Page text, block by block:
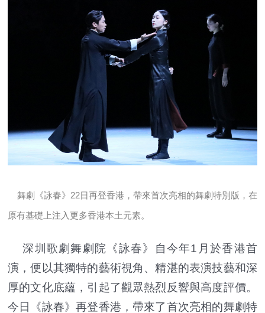
舞劇 《詠春》 22日再登香港，帶來首次亮相的舞劇特別版，在
原有基礎上注入更多香港本土元素。
深圳歌劇舞劇院《詠春》自今年1月於香港首
演，便以其獨特的藝術視角、精湛的表演技藝和深
厚的文化底蘊，引起了觀眾熱烈反響與高度評價。
今日《詠春》再登香港，帶來了首次亮相的舞劇特